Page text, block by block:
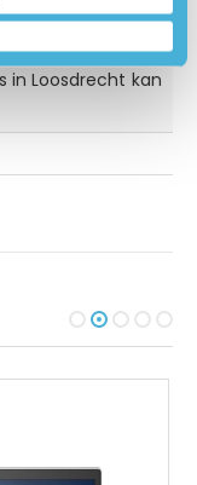
15:00u
dag verstuurd
in Loosdrecht kan